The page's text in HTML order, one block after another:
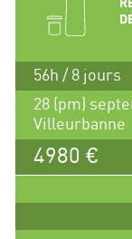
56h / 8 jours
28 (pm)
Villeurbanne
4980 €